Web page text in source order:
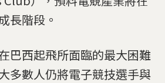
長階段。
巴西起飛所面臨的最大困難
多數人仍將電子競技選手與